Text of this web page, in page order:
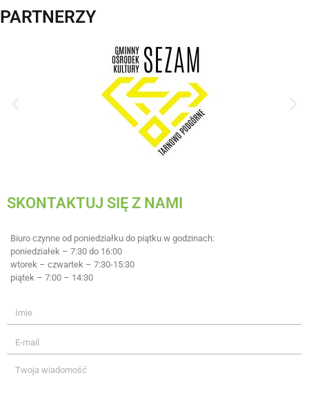
PARTNERZY
SKONTAKTUJ SIĘ Z NAMI
Biuro czynne od poniedziałku do piątku w godzinach:
poniedziałek – 7:30 do 16:00
wtorek – czwartek – 7:30-15:30
piątek – 7:00 – 14:30